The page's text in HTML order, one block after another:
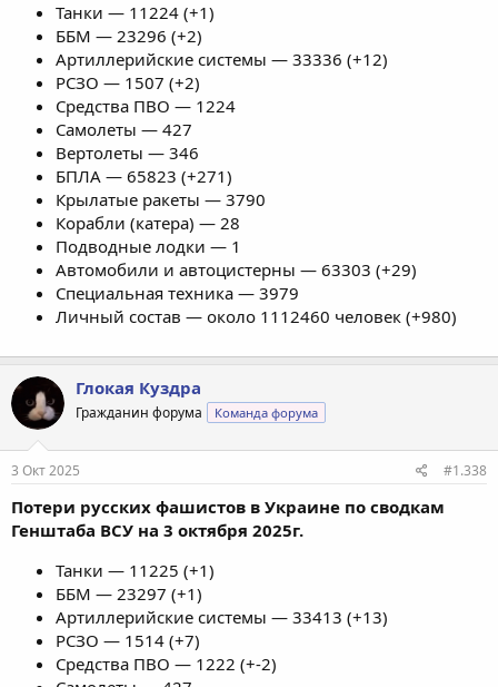
Танки — 11224 (+1)
ББМ — 23296 (+2)
Артиллерийские системы — 33336 (+12)
РСЗО — 1507 (+2)
Средства ПВО — 1224
Самолеты — 427
Вертолеты — 346
БПЛА — 65823 (+271)
Крылатые ракеты — 3790
Корабли (катера) — 28
Подводные лодки — 1
Автомобили и автоцистерны — 63303 (+29)
Специальная техника — 3979
Личный состав — около 1112460 человек (+980)
Глокая Куздра
Гражданин форума Команда форума
3 Окт 2025 #1.338
Потери русских фашистов в Украине по сводкам
Генштаба ВСУ на 3 октября 2025г.
Танки — 11225 (+1)
ББМ — 23297 (+1)
Артиллерийские системы — 33413 (+13)
РСЗО — 1514 (+7)
Средства ПВО — 1222 (+-2)